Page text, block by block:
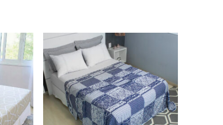
O
preço
atual
é:
R$ 59,90.
O
preço
original
era:
R$ 145,90.R$ 109,90.